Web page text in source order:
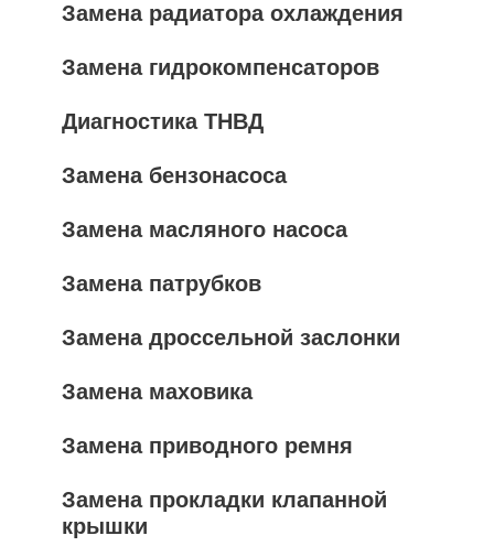
Замена радиатора охлаждения
Замена гидрокомпенсаторов
Диагностика ТНВД
Замена бензонасоса
Замена масляного насоса
Замена патрубков
Замена дроссельной заслонки
Замена маховика
Замена приводного ремня
Замена прокладки клапанной
крышки